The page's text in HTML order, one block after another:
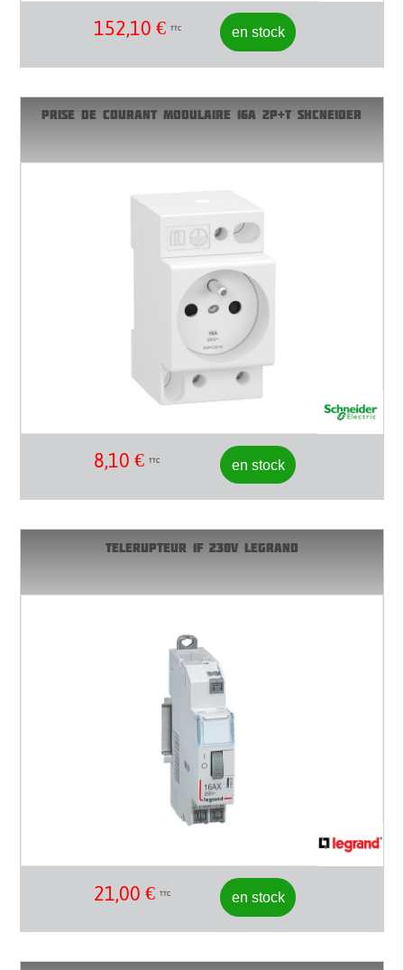
152,10 € TTC en stock
PRISE DE COURANT MODULAIRE 16A 2P+T SHCNEIDER
8,10 € TTC en stock
TELERUPTEUR 1F 230V LEGRAND
21,00 € TTC en stock